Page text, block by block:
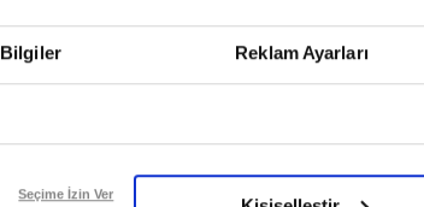
Bilgiler Reklam Ayarları
Seçime İzin Ver